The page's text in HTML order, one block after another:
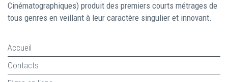
Cinématographiques) produit des premiers courts métrages de
tous genres en veillant à leur caractère singulier et innovant.
Accueil
Contacts